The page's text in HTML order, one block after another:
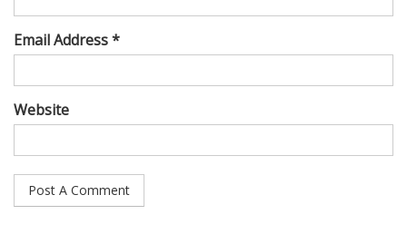
Email Address *
Website